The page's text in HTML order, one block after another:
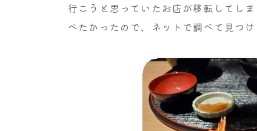
行こうと思っていたお店が移転してし
べたかったので、ネットで調べて見つ